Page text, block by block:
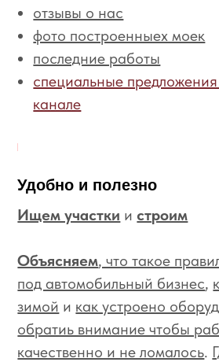
отзывы о нас
фото построенныех моек
последние работы
специальные
канале
Удобно и полезно
Ищем участки и строим
Объясняем, что такое
под автомобильный бизнес,
зимой и как устроено
обратиь внимание чтобы
качественно и не ломалось.